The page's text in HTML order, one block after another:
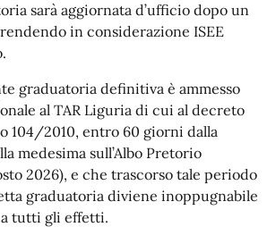
sarà aggiornata d’ufficio dopo un
in considerazione ISEE
graduatoria definitiva è ammesso
al TAR Liguria di cui al decreto
104/2010, entro 60 giorni dalla
medesima sull’Albo Pretorio
2026), e che trascorso tale periodo
graduatoria diviene inoppugnabile
tutti gli effetti.